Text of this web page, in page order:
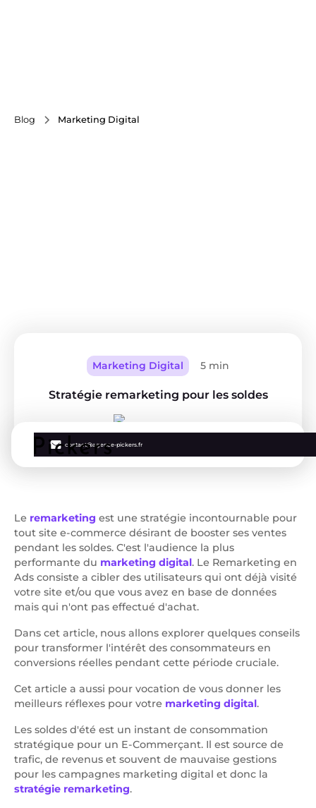
contact@agence-pickers.fr
Blog Marketing Digital
Marketing Digital 5 min
Stratégie remarketing pour les soldes
Le remarketing est une stratégie incontournable pour
tout site e-commerce désirant de booster ses ventes
pendant les soldes. C'est l'audience la plus
performante du marketing digital. Le Remarketing en
Ads consiste a cibler des utilisateurs qui ont déjà visité
votre site et/ou que vous avez en base de données
mais qui n'ont pas effectué d'achat.
Dans cet article, nous allons explorer quelques conseils
pour transformer l'intérêt des consommateurs en
conversions réelles pendant cette période cruciale.
Cet article a aussi pour vocation de vous donner les
meilleurs réflexes pour votre marketing digital.
Les soldes d'été est un instant de consommation
stratégique pour un E-Commerçant. Il est source de
trafic, de revenus et souvent de mauvaise gestions
pour les campagnes marketing digital et donc la
stratégie remarketing.